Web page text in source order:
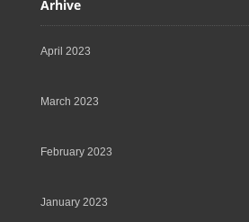
Arhive
April 2023
March 2023
February 2023
January 2023